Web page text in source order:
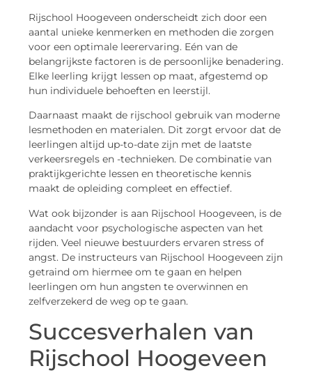
Rijschool Hoogeveen onderscheidt zich door een
aantal unieke kenmerken en methoden die zorgen
voor een optimale leerervaring. Eén van de
belangrijkste factoren is de persoonlijke benadering.
Elke leerling krijgt lessen op maat, afgestemd op
hun individuele behoeften en leerstijl.
Daarnaast maakt de rijschool gebruik van moderne
lesmethoden en materialen. Dit zorgt ervoor dat de
leerlingen altijd up-to-date zijn met de laatste
verkeersregels en -technieken. De combinatie van
praktijkgerichte lessen en theoretische kennis
maakt de opleiding compleet en effectief.
Wat ook bijzonder is aan Rijschool Hoogeveen, is de
aandacht voor psychologische aspecten van het
rijden. Veel nieuwe bestuurders ervaren stress of
angst. De instructeurs van Rijschool Hoogeveen zijn
getraind om hiermee om te gaan en helpen
leerlingen om hun angsten te overwinnen en
zelfverzekerd de weg op te gaan.
Succesverhalen van
Rijschool Hoogeveen